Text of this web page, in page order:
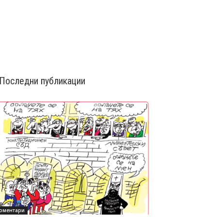
публикации